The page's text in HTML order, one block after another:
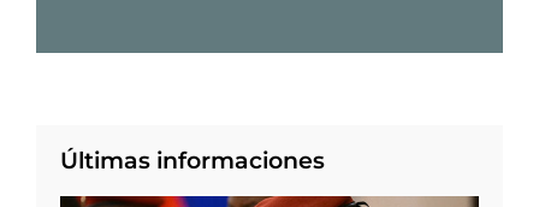
Últimas informaciones